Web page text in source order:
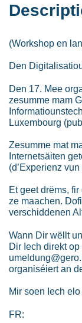
(Workshop en
Den
Den 17. Mee
zesumme mam
Luxembourg
Zesumme mat
Internetsäiten
(d’Experienz
Et geet drëms,
ze maachen.
verschiddenen
Wann Dir wëllt
Dir Iech direkt
organiséiert an
Mir soen Iech
FR: